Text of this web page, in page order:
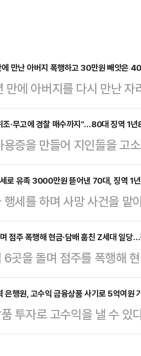
만난 아버지 폭행하고 30만원 빼앗은
만에 아버지를 다시 만난
형을 받았다.12일 연합뉴스
)는 강도상해 혐의로 기소
행한 50대 B씨에게는 징역
산 동구의 한 주거지에서
친 C씨의 집을 찾았고 이
세 사람은 집 안에서 술을
…
조·무고에 경찰 매수까지"…80대 징역 1년
용증을 만들어 지인들을 고
현금다발을 보낸 80대가 실
서부지원 형사1부(재판
로 기소된 A(82)씨에게 징
만원을 몰수했다.A씨는
차용증을 만든 뒤 이들이
판에 넘겨졌다.경찰 수사 과
두 …
로 유족 3000만원 뜯어낸 70대, 징역 1
행세를 하며 사망 사건을 맡
원 가까이 뜯어낸 70대가
판사는 변호사법 위반 혐의
2840만원 추징을 명령
년 9월까지 자신이 운영하
B씨의 사건을 맡아 법률 사
는다.당시 폭행 사건으로 아
'집단…
점주 폭행해 현금·담배 훔친 Z세대 일당
6곳을 돌며 점주를 폭행해
전원 실형을 선고 받았다
김병만 부장판사)는 강도상
씨에게 각각 징역 3년6개
군에게는 징역 장기 4
은행원, 고수익 금융상품 사기로 5억여원
투자로 고수익을 낼 수
은행원이 실형을 선고받았